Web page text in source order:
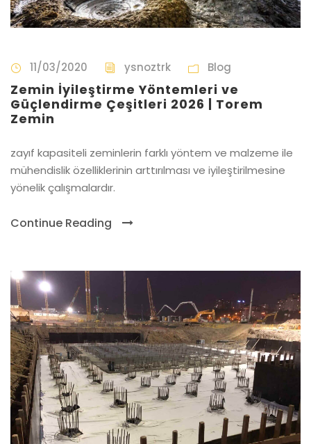
11/03/2020 ysnoztrk Blog
Zemin İyileştirme Yöntemleri ve
Güçlendirme Çeşitleri 2026 | Torem
Zemin
zayıf kapasiteli zeminlerin farklı yöntem ve malzeme ile
mühendislik özelliklerinin arttırılması ve iyileştirilmesine
yönelik çalışmalardır.
Continue Reading